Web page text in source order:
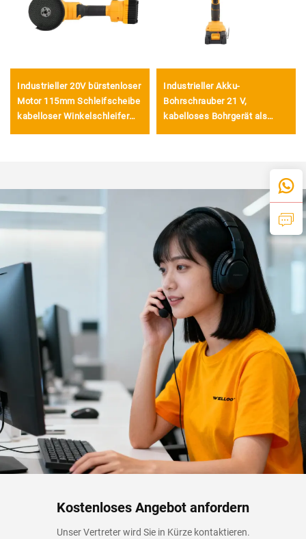
Industrieller 20V bürstenloser
Motor 115mm Schleifscheibe
kabelloser Winkelschleifer
Industrieller Akku-
Bohrschrauber 21 V,
kabelloses Bohrgerät als
Kostenloses Angebot anfordern
Unser Vertreter wird Sie in Kürze kontaktieren.